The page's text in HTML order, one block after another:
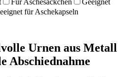
Für Aschesäckchen
Geeignet
für Aschekapseln
Urnen aus Metall
Abschiednahme